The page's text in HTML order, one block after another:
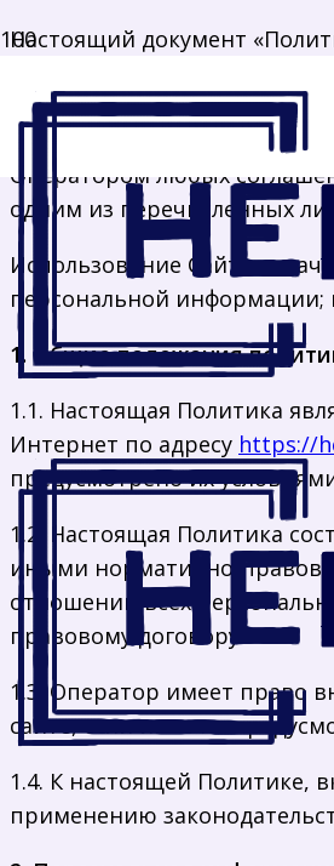
Настоящий документ
информации
время использования им
Оператором любых
одним из перечисленных
Использование Сайта
персональной информации;
1. Общие положения
1.1. Настоящая Политика
Интернет по адресу https://
предусмотрено их
1.2. Настоящая Политика
иными нормативно-
отношении всех
правовому договору.
1.3. Оператор имеет право
сайте, если иное не
1.4. К настоящей Политике,
применению